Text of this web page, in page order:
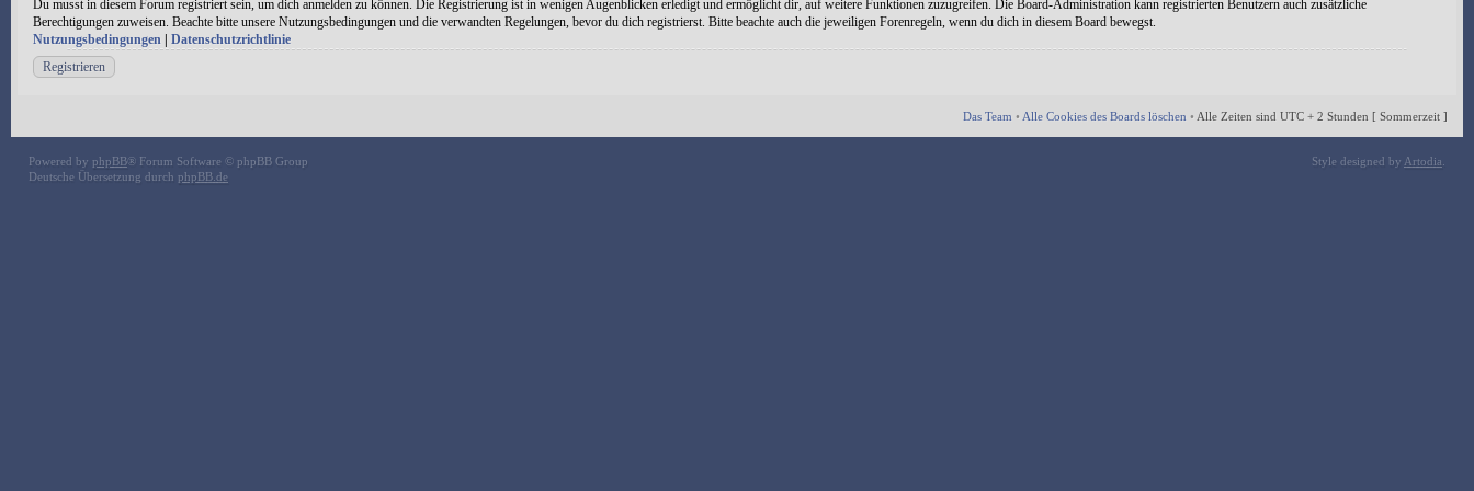
Du musst in diesem Forum registriert sein, um dich anmelden zu können. Die Registrierung ist in wenigen Augenblicken erledigt und ermöglicht dir, auf weitere Funktionen zuzugreifen. Die Board-Administration kann registrierten Benutzern auch zusätzliche
Berechtigungen zuweisen. Beachte bitte unsere Nutzungsbedingungen und die verwandten Regelungen, bevor du dich registrierst. Bitte beachte auch die jeweiligen Forenregeln, wenn du dich in diesem Board bewegst.
Nutzungsbedingungen
Datenschutzrichtlinie
Registrieren
Das Team • Alle Cookies des Boards löschen • Alle Zeiten sind UTC + 2 Stunden [ Sommerzeit ]
Powered by phpBB® Forum Software © phpBB Group
Deutsche Übersetzung durch phpBB.de
Style designed by Artodia